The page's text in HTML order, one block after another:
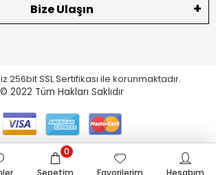
Bize Ulaşın
256bit SSL Sertifikası ile korunmaktadır.
© 2022 Tüm Hakları Saklıdır
Sepetim
0
Favorilerim
Hesabım